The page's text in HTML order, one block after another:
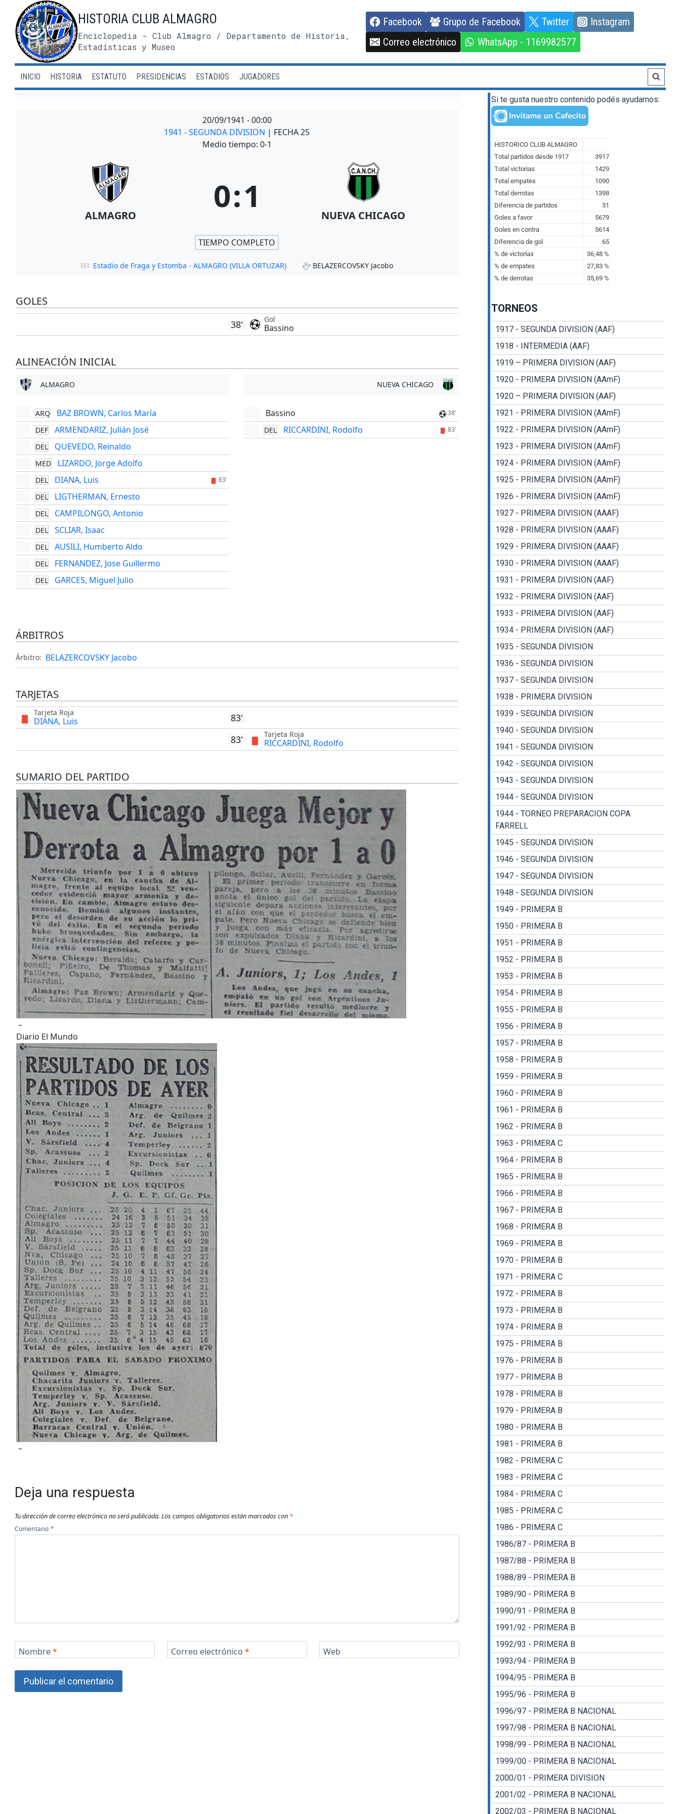
contenido
HISTORIA CLUB ALMAGRO
Enciclopedia - Club Almagro / Departamento de Historia,
Estadísticas y Museo
Facebook Grupo de Facebook Twitter
Instagram
Correo electrónico
WhatsApp - 1169982577
INICIO HISTORIA ESTATUTO PRESIDENCIAS ESTADIOS JUGADORES
20/09/1941 -00:00
1941 - SEGUNDA DIVISION | FECHA 25
Medio tiempo: 0-1
ALMAGRO 0:1 NUEVA CHICAGO
TIEMPO COMPLETO
Estadio de Fraga y Estomba - ALMAGRO (VILLA ORTUZAR) BELAZERCOVSKY Jacobo
GOLES
38' Gol
Bassino
ALINEACIÓN INICIAL
ALMAGRO
ARQ BAZ BROWN, Carlos María
DEF ARMENDARIZ, Julián José
DEL QUEVEDO, Reinaldo
MED LIZARDO, Jorge Adolfo
DEL DIANA, Luis 83'
DEL LIGTHERMAN, Ernesto
DEL CAMPILONGO, Antonio
DEL SCLIAR, Isaac
DEL AUSILI, Humberto Aldo
DEL FERNANDEZ, Jose Guillermo
DEL GARCES, Miguel Julio
NUEVA CHICAGO
Bassino 38'
DEL RICCARDINI, Rodolfo 83'
ÁRBITROS
Árbitro: BELAZERCOVSKY Jacobo
TARJETAS
Tarjeta Roja
DIANA, Luis
83'
83'
Tarjeta Roja
RICCARDINI, Rodolfo
SUMARIO DEL PARTIDO
–
Diario El Mundo
–
Deja una respuesta
Tu dirección de correo electrónico no será publicada. Los campos obligatorios están marcados con *
Comentario *
Nombre* Correo electrónico * Web
Si te gusta nuestro contenido podés ayudarnos:
TORNEOS
1917 - SEGUNDA DIVISION (AAF)
1918 - INTERMEDIA (AAF)
1919 – PRIMERA DIVISION (AAF)
1920 - PRIMERA DIVISION (AAmF)
1920 – PRIMERA DIVISION (AAF)
1921 - PRIMERA DIVISION (AAmF)
1922 - PRIMERA DIVISION (AAmF)
1923 - PRIMERA DIVISION (AAmF)
1924 - PRIMERA DIVISION (AAmF)
1925 - PRIMERA DIVISION (AAmF)
1926 - PRIMERA DIVISION (AAmF)
1927 - PRIMERA DIVISION (AAAF)
1928 - PRIMERA DIVISION (AAAF)
1929 - PRIMERA DIVISION (AAAF)
1930 - PRIMERA DIVISION (AAAF)
1931 - PRIMERA DIVISION (AAF)
1932 - PRIMERA DIVISION (AAF)
1933 - PRIMERA DIVISION (AAF)
1934 - PRIMERA DIVISION (AAF)
1935 - SEGUNDA DIVISION
1936 - SEGUNDA DIVISION
1937 - SEGUNDA DIVISION
1938 - PRIMERA DIVISION
1939 - SEGUNDA DIVISION
1940 - SEGUNDA DIVISION
1941 - SEGUNDA DIVISION
1942 - SEGUNDA DIVISION
1943 - SEGUNDA DIVISION
1944 - SEGUNDA DIVISION
1944 - TORNEO PREPARACION COPA
FARRELL
1945 - SEGUNDA DIVISION
1946 - SEGUNDA DIVISION
1947 - SEGUNDA DIVISION
1948 - SEGUNDA DIVISION
1949 - PRIMERA B
1950 - PRIMERA B
1951 - PRIMERA B
1952 - PRIMERA B
1953 - PRIMERA B
1954 - PRIMERA B
1955 - PRIMERA B
1956 - PRIMERA B
1957 - PRIMERA B
1958 - PRIMERA B
1959 - PRIMERA B
1960 - PRIMERA B
1961 - PRIMERA B
1962 - PRIMERA B
1963 - PRIMERA C
1964 - PRIMERA B
1965 - PRIMERA B
1966 - PRIMERA B
1967 - PRIMERA B
1968 - PRIMERA B
1969 - PRIMERA B
1970 - PRIMERA B
1971 - PRIMERA C
1972 - PRIMERA B
1973 - PRIMERA B
1974 - PRIMERA B
1975 - PRIMERA B
1976 - PRIMERA B
1977 - PRIMERA B
1978 - PRIMERA B
1979 - PRIMERA B
1980 - PRIMERA B
1981 - PRIMERA B
1982 - PRIMERA C
1983 - PRIMERA C
1984 - PRIMERA C
1985 - PRIMERA C
1986 - PRIMERA C
1986/87 - PRIMERA B
1987/88 - PRIMERA B
1988/89 - PRIMERA B
1989/90 - PRIMERA B
1990/91 - PRIMERA B
1991/92 - PRIMERA B
1992/93 - PRIMERA B
1993/94 - PRIMERA B
1994/95 - PRIMERA B
1995/96 - PRIMERA B
1996/97 - PRIMERA B NACIONAL
1997/98 - PRIMERA B NACIONAL
1998/99 - PRIMERA B NACIONAL
1999/00 - PRIMERA B NACIONAL
2000/01 - PRIMERA DIVISION
2001/02 - PRIMERA B NACIONAL
2002/03 - PRIMERA B NACIONAL